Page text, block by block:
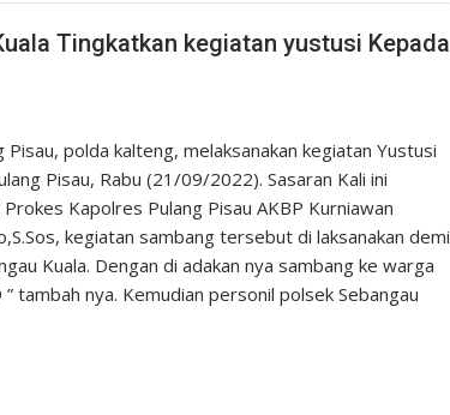
Tingkatkan kegiatan yustusi Kepada
polda kalteng, melaksanakan kegiatan Yustusi
Pisau, Rabu (21/09/2022). Sasaran Kali ini
Kapolres Pulang Pisau AKBP Kurniawan
kegiatan sambang tersebut di laksanakan demi
Kuala. Dengan di adakan nya sambang ke warga
tambah nya. Kemudian personil polsek Sebangau